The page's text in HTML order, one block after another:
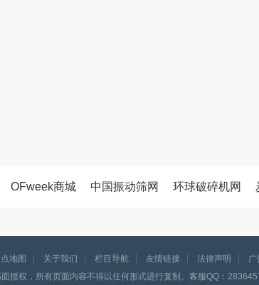
OFweek商城 中国振动筛网 环球破碎机网
地图 关于我们 栏目导航 友情链接 法律声明 广
面授权，所有页面内容不得以任何形式进行复制。客服QQ：